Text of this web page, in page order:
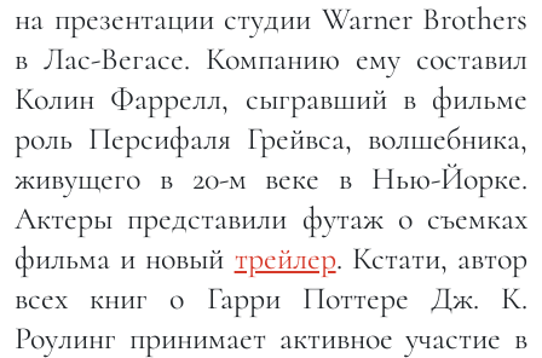
на презентации студии Warner Brothers
в Лас-Вегасе. Компанию ему составил
Колин Фаррелл, сыгравший в фильме
роль Персифаля Грейвса, волшебника,
живущего в 20-м веке в Нью-Йорке.
Актеры представили футаж о съемках
фильма и новый трейлер. Кстати, автор
всех книг о Гарри Поттере Дж. К.
Роулинг принимает активное участие в